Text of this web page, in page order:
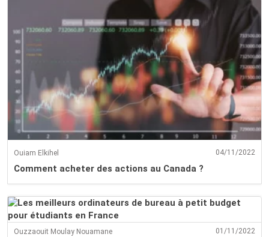
Ouiam Elkihel 04/11/2022
Comment acheter des actions au Canada ?
Ouzzaouit Moulay Nouamane 01/11/2022